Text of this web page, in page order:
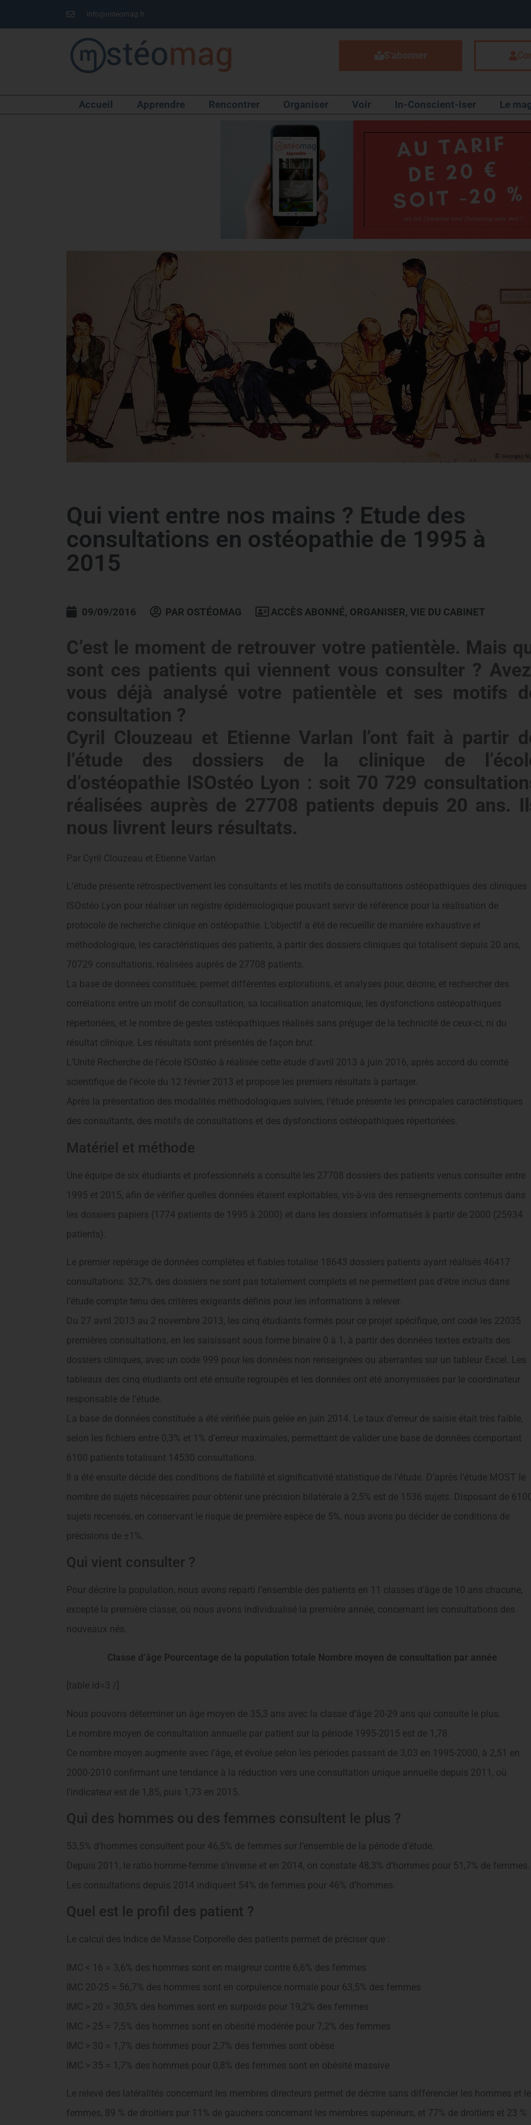
info@osteomag.fr
S'abonner
Accueil Apprendre Rencontrer Organiser Voir In-Conscient-iser Le
Qui vient entre nos mains ? Etude des
consultations en ostéopathie de 1995 à
2015
09/09/2016 PAR OSTÉOMAG ACCÈS ABONNÉ, ORGANISER, VIE DU CABINET
C’est le moment de retrouver votre patientèle. Mais
sont ces patients qui viennent vous consulter ?
vous déjà analysé votre patientèle et ses motifs
consultation ?
Cyril Clouzeau et Etienne Varlan l’ont fait à partir
l’étude des dossiers de la clinique de
d’ostéopathie ISOstéo Lyon : soit 70 729
réalisées auprès de 27708 patients depuis 20 ans.
nous livrent leurs résultats.
Par Cyril Clouzeau et Etienne Varlan
L’étude présente rétrospectivement les consultants et les motifs de consultations ostéopathiques des cliniques
ISOstéo Lyon pour réaliser un registre épidémiologique pouvant servir de référence pour la réalisation de
protocole de recherche clinique en ostéopathie. L’objectif a été de recueillir de manière exhaustive et
méthodologique, les caractéristiques des patients, à partir des dossiers cliniques qui totalisent depuis 20 ans,
70729 consultations, réalisées auprès de 27708 patients.
La base de données constituée, permet différentes explorations, et analyses pour, décrire, et rechercher des
corrélations entre un motif de consultation, sa localisation anatomique, les dysfonctions ostéopathiques
répertoriées, et le nombre de gestes ostéopathiques réalisés sans préjuger de la technicité de ceux-ci, ni du
résultat clinique. Les résultats sont présentés de façon brut.
L’Unité Recherche de l’école ISOstéo à réalisée cette étude d’avril 2013 à juin 2016, après accord du comité
scientifique de l’école du 12 février 2013 et propose les premiers résultats à partager.
Après la présentation des modalités méthodologiques suivies, l’étude présente les principales caractéristiques
des consultants, des motifs de consultations et des dysfonctions ostéopathiques répertoriées.
Matériel et méthode
Une équipe de six étudiants et professionnels a consulté les 27708 dossiers des patients venus consulter entre
1995 et 2015, afin de vérifier quelles données étaient exploitables, vis-à-vis des renseignements contenus dans
les dossiers papiers (1774 patients de 1995 à 2000) et dans les dossiers informatisés à partir de 2000 (25934
patients).
Le premier repérage de données complètes et fiables totalise 18643 dossiers patients ayant réalisés 46417
consultations. 32,7% des dossiers ne sont pas totalement complets et ne permettent pas d’être inclus dans
l’étude compte tenu des critères exigeants définis pour les informations à relever.
Du 27 avril 2013 au 2 novembre 2013, les cinq étudiants formés pour ce projet spécifique, ont codé les 22035
premières consultations, en les saisissant sous forme binaire 0 à 1, à partir des données textes extraits des
dossiers cliniques, avec un code 999 pour les données non renseignées ou aberrantes sur un tableur Excel. Les
tableaux des cinq étudiants ont été ensuite regroupés et les données ont été anonymisées par le coordinateur
responsable de l’étude.
La base de données constituée a été vérifiée puis gelée en juin 2014. Le taux d’erreur de saisie était très faible,
selon les fichiers entre 0,3% et 1% d’erreur maximales, permettant de valider une base de données comportant
6100 patients totalisant 14530 consultations.
Il a été ensuite décidé des conditions de fiabilité et significativité statistique de l’étude. D’après l’étude MOST le
nombre de sujets nécessaires pour obtenir une précision bilatérale à 2,5% est de 1536 sujets. Disposant de
sujets recensés, en conservant le risque de première espèce de 5%, nous avons pu décider de conditions de
précisions de ±1%.
Qui vient consulter ?
Pour décrire la population, nous avons reparti l’ensemble des patients en 11 classes d’âge de 10 ans chacune,
excepté la première classe, où nous avons individualisé la première année, concernant les consultations des
nouveaux nés.
Classe d’âge Pourcentage de la population totale Nombre moyen de consultation par année
[table id=3 /]
Nous pouvons déterminer un âge moyen de 35,3 ans avec la classe d’âge 20-29 ans qui consulte le plus.
Le nombre moyen de consultation annuelle par patient sur la période 1995-2015 est de 1,78.
Ce nombre moyen augmente avec l’âge, et évolue selon les périodes passant de 3,03 en 1995-2000, à 2,51 en
2000-2010 confirmant une tendance à la réduction vers une consultation unique annuelle depuis 2011, où
l’indicateur est de 1,85, puis 1,73 en 2015.
Qui des hommes ou des femmes consultent le plus ?
53,5% d’hommes consultent pour 46,5% de femmes sur l’ensemble de la période d’étude.
Depuis 2011, le ratio homme-femme s’inverse et en 2014, on constate 48,3% d’hommes pour 51,7% de femmes.
Les consultations depuis 2014 indiquent 54% de femmes pour 46% d’hommes.
Quel est le profil des patient ?
Le calcul des Indice de Masse Corporelle des patients permet de préciser que :
IMC < 16 = 3,6% des hommes sont en maigreur contre 6,6% des femmes
IMC 20-25 = 56,7% des hommes sont en corpulence normale pour 63,5% des femmes
IMC > 20 = 30,5% des hommes sont en surpoids pour 19,2% des femmes
IMC > 25 = 7,5% des hommes sont en obésité modérée pour 7,2% des femmes
IMC > 30 = 1,7% des hommes pour 2,7% des femmes sont obèse
IMC > 35 = 1,7% des hommes pour 0,8% des femmes sont en obésité massive
Le relevé des latéralités concernant les membres directeurs permet de décrire sans différencier les hommes et
femmes, 89 % de droitiers pur 11% de gauchers concernant les membres supérieurs, et 77% de droitiers et 23 %